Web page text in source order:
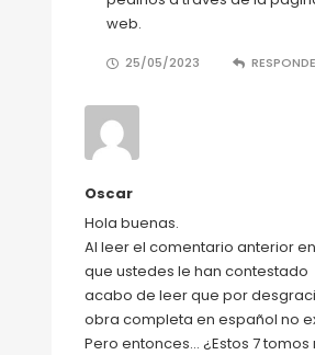
web.
25/05/2023
Oscar
Hola buenas.
Al leer el comentario anterior
que ustedes le han contestado
acabo de leer que por
obra completa en español no
Pero entonces… ¿Estos 7 tomos